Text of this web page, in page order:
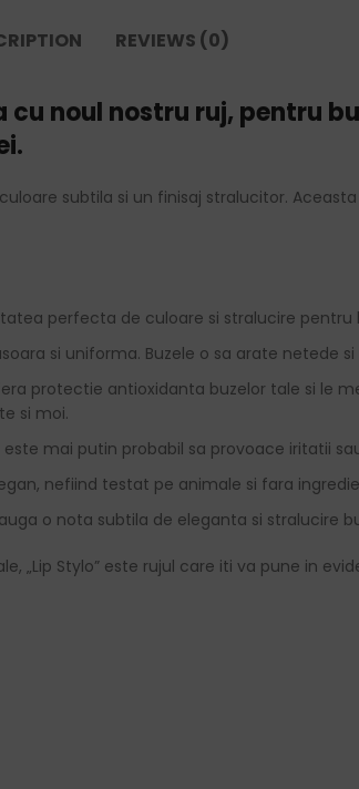
REVIEWS (0)
noul nostru ruj, pentru
subtila si un finisaj stralucitor.
perfecta de culoare si stralucire
si uniforma. Buzele o sa arate netede si
protectie antioxidanta buzelor tale si le
si moi.
mai putin probabil sa provoace iritatii
nefiind testat pe animale si fara
o nota subtila de eleganta si stralucire
„Lip Stylo” este rujul care iti va pune in